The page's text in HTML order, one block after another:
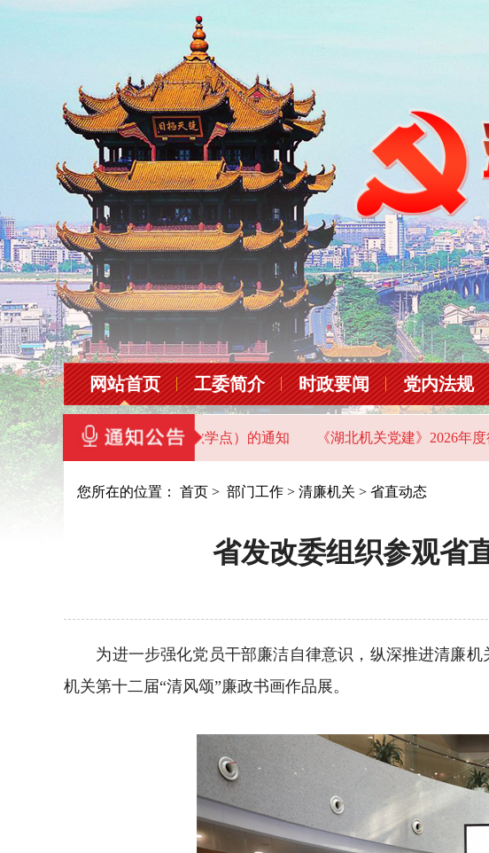
网站首页 工委简介 时政要闻 党内法规
关党员干部教育基地（教学点）的通知 《湖北机关党建》2026年度征稿
您所在的位置： 首页 > 部门工作 > 清廉机关 > 省直动态
省发改委组织参观省
为进一步强化党员干部廉洁自律意识，纵深推进清廉机
机关第十二届“清风颂”廉政书画作品展。